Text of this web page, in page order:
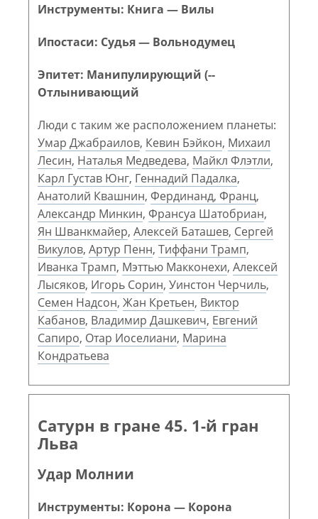
Инструменты: Книга — Вилы
Ипостаси: Судья — Вольнодумец
Эпитет: Манипулирующий (--
Отлынивающий
Люди с таким же расположением планеты:
Умар Джабраилов, Кевин Бэйкон, Михаил
Лесин, Наталья Медведева, Майкл Флэтли,
Карл Густав Юнг, Геннадий Падалка,
Анатолий Квашнин, Фердинанд, Франц,
Александр Минкин, Франсуа Шатобриан,
Ян Шванкмайер, Алексей Баташев, Сергей
Викулов, Артур Пенн, Тиффани Трамп,
Иванка Трамп, Мэттью Макконехи, Алексей
Лысяков, Игорь Сорин, Уинстон Черчиль,
Семен Надсон, Жан Кретьен, Виктор
Кабанов, Владимир Дашкевич, Евгений
Сапиро, Отар Иоселиани, Марина
Кондратьева
Сатурн в гране 45. 1-й гран
Льва
Удар Молнии
Инструменты: Корона — Корона